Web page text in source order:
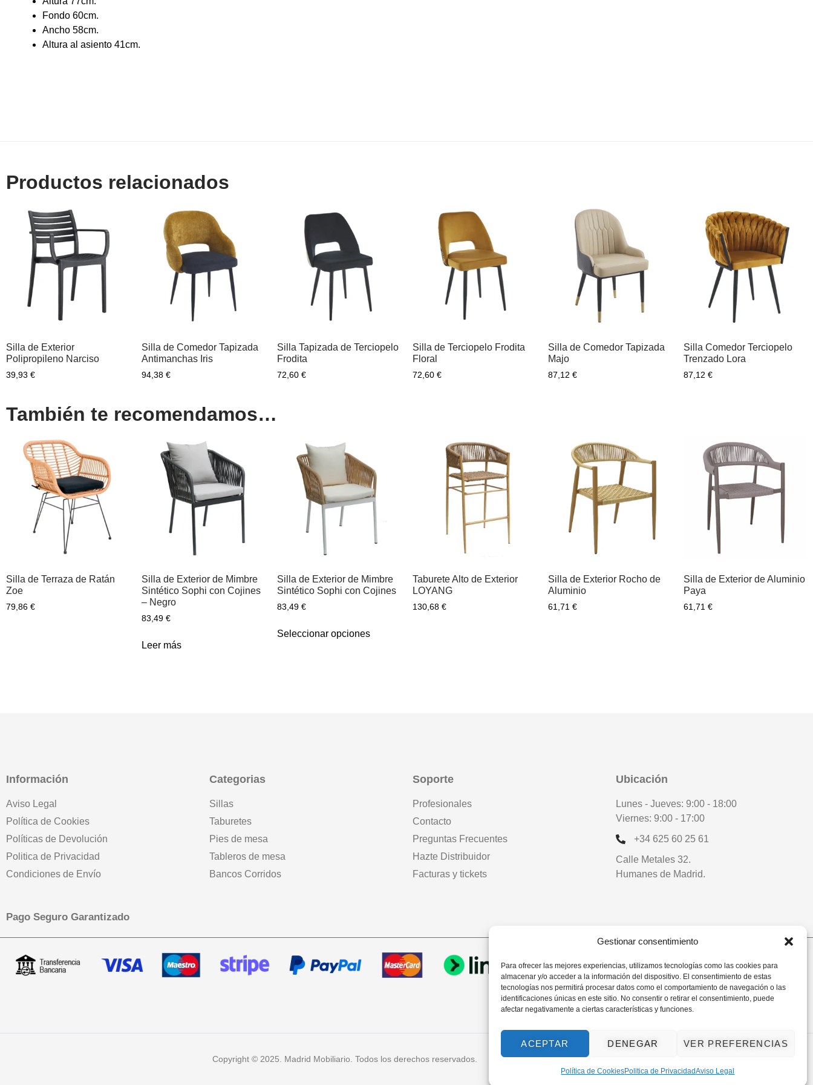
Gestionar consentimiento
Para ofrecer las mejores experiencias, utilizamos tecnologías como las cookies para
almacenar y/o acceder a la información del dispositivo. El consentimiento de estas
tecnologías nos permitirá procesar datos como el comportamiento de navegación o las
identificaciones únicas en este sitio. No consentir o retirar el consentimiento, puede
afectar negativamente a ciertas características y funciones.
ACEPTAR DENEGAR VER PREFERENCIAS
Política de CookiesPolitica de PrivacidadAviso Legal
Fondo 60cm.
Ancho 58cm.
Altura al asiento 41cm.
Productos relacionados
Silla de Exterior
Polipropileno Narciso
39,93 €
Silla de Comedor Tapizada
Antimanchas Iris
94,38 €
Silla Tapizada de Terciopelo
Frodita
72,60 €
Silla de Terciopelo Frodita
Floral
72,60 €
Silla de Comedor Tapizada
Majo
87,12 €
Silla Comedor Terciopelo
Trenzado Lora
87,12 €
También te recomendamos…
Silla de Terraza de Ratán
Zoe
79,86 €
Silla de Exterior de Mimbre
Sintético Sophi con Cojines
– Negro
83,49 €
Leer más
Silla de Exterior de Mimbre
Sintético Sophi con Cojines
83,49 €
Seleccionar opciones
Taburete Alto de Exterior
LOYANG
130,68 €
Silla de Exterior Rocho de
Aluminio
61,71 €
Silla de Exterior de Aluminio
Paya
61,71 €
Información
Aviso Legal
Política de Cookies
Políticas de Devolución
Politica de Privacidad
Condiciones de Envío
Categorias
Sillas
Taburetes
Pies de mesa
Tableros de mesa
Bancos Corridos
Soporte
Profesionales
Contacto
Preguntas Frecuentes
Hazte Distribuidor
Facturas y tickets
Ubicación
Lunes - Jueves: 9:00 - 18:00
Viernes: 9:00 - 17:00
+34 625 60 25 61
Calle Metales 32.
Humanes de Madrid.
Pago Seguro Garantizado
Copyright © 2025. Madrid Mobiliario. Todos los derechos reservados.